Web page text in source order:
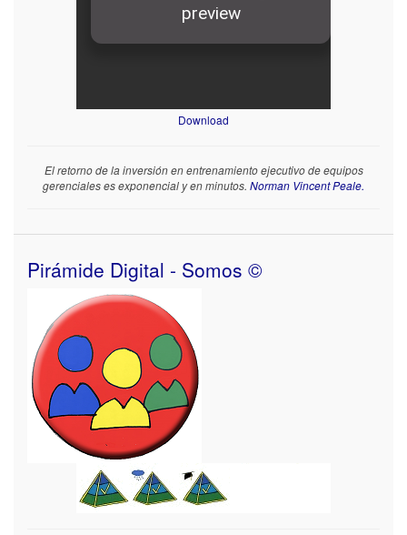
Download
El retorno de la inversión en entrenamiento ejecutivo de equipos
gerenciales es exponencial y en minutos. Norman Vincent Peale.
Pirámide Digital - Somos ©